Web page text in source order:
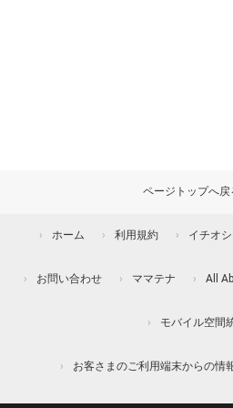
ページトップへ戻
ホーム 利用規約 イチオ
お問い合わせ ママテナ All
モバイル空間
お客さまのご利用端末からの情